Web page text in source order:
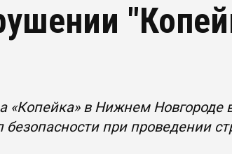
«Копейка» в Нижнем Новгороде
при проведении